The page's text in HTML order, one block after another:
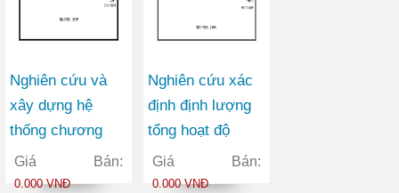
Nghiên cứu và
xây dựng hệ
thống chương
trình tiếp dân
điện tử phục vụ
Giá Bán:
0.000 VNĐ
Nghiên cứu xác
định định lượng
tổng hoạt độ
anpha trong môi
trường không
Giá Bán:
0.000 VNĐ